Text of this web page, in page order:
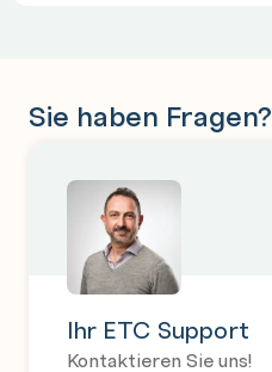
Sie haben Fragen?
Ihr ETC Support
Kontaktieren Sie uns!